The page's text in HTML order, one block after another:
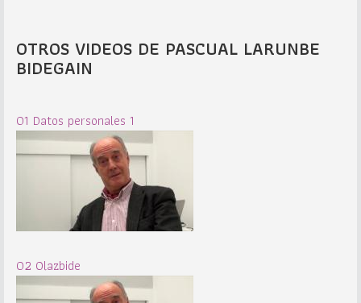
OTROS VIDEOS DE PASCUAL LARUNBE
BIDEGAIN
01 Datos personales 1
02 Olazbide